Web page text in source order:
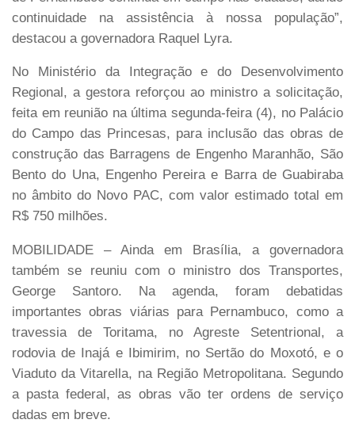
continuidade na assistência à nossa população”,
destacou a governadora Raquel Lyra.
No Ministério da Integração e do Desenvolvimento
Regional, a gestora reforçou ao ministro a solicitação,
feita em reunião na última segunda-feira (4), no Palácio
do Campo das Princesas, para inclusão das obras de
construção das Barragens de Engenho Maranhão, São
Bento do Una, Engenho Pereira e Barra de Guabiraba
no âmbito do Novo PAC, com valor estimado total em
R$ 750 milhões.
MOBILIDADE – Ainda em Brasília, a governadora
também se reuniu com o ministro dos Transportes,
George Santoro. Na agenda, foram debatidas
importantes obras viárias para Pernambuco, como a
travessia de Toritama, no Agreste Setentrional, a
rodovia de Inajá e Ibimirim, no Sertão do Moxotó, e o
Viaduto da Vitarella, na Região Metropolitana. Segundo
a pasta federal, as obras vão ter ordens de serviço
dadas em breve.